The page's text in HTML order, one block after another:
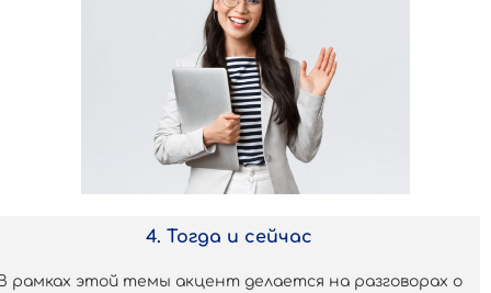
4. Тогда и сейчас
рамках этой темы акцент делается на разговорах о